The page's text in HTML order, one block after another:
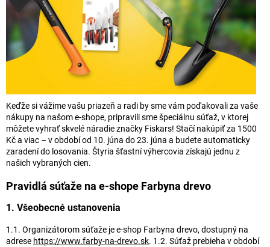
Keďže si vážime vašu priazeň a radi by sme vám poďakovali za vaše
nákupy na našom e-shope, pripravili sme špeciálnu súťaž, v ktorej
môžete vyhrať skvelé náradie značky Fiskars! Stačí nakúpiť za 1500
Kč a viac – v období od 10. júna do 23. júna a budete automaticky
zaradení do losovania. Štyria šťastní výhercovia získajú jednu z
našich vybraných cien.
Pravidlá súťaže na e-shope Farbyna drevo
1. Všeobecné ustanovenia
1.1. Organizátorom súťaže je e-shop Farbyna drevo, dostupný na
adrese https://www.farby-na-drevo.sk. 1.2. Súťaž prebieha v období